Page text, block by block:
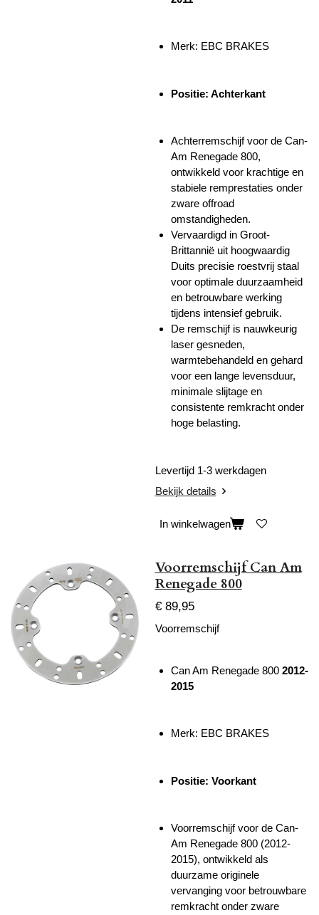
Merk: EBC BRAKES
Positie: Achterkant
Achterremschijf voor de Can-
Am Renegade 800,
ontwikkeld voor krachtige en
stabiele remprestaties onder
zware offroad
omstandigheden.
Vervaardigd in Groot-
Brittannië uit hoogwaardig
Duits precisie roestvrij staal
voor optimale duurzaamheid
en betrouwbare werking
tijdens intensief gebruik.
De remschijf is nauwkeurig
laser gesneden,
warmtebehandeld en gehard
voor een lange levensduur,
minimale slijtage en
consistente remkracht onder
hoge belasting.
Levertijd 1-3 werkdagen
Bekijk details
In winkelwagen
Voorremschijf Can Am
Renegade 800
€ 89,95
Voorremschijf
Can Am Renegade 800 2012-
2015
Merk: EBC BRAKES
Positie: Voorkant
Voorremschijf voor de Can-
Am Renegade 800 (2012-
2015), ontwikkeld als
duurzame originele
vervanging voor betrouwbare
remkracht onder zware